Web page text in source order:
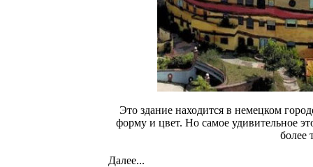
Это здание находится в немецком
форму и цвет. Но самое удивительное
более
Далее...